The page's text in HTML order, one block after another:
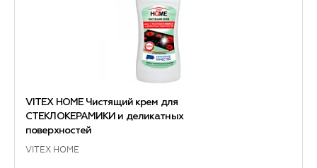
VITEX HOME Чистящий крем для
СТЕКЛОКЕРАМИКИ и деликатных
поверхностей
VITEX HOME